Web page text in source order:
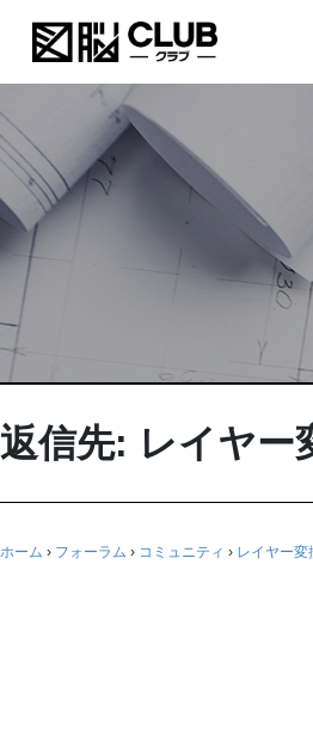
返信先: レイヤー
ホーム › フォーラム › コミュニティ › レイヤー変